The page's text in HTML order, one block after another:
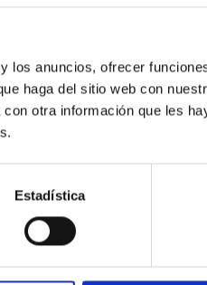
los anuncios, ofrecer
haga del sitio web con
otra información que les
Estadística
de los equipos, la
y con la aportación